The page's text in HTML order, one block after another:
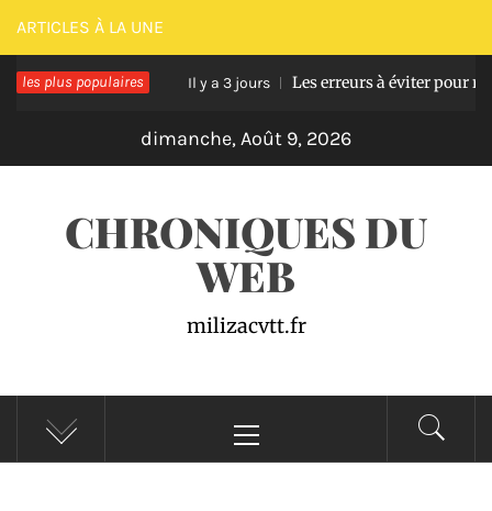
Passer
au
contenu
ARTICLES À LA UNE
les plus populaires
en bois Il y a 3 jours Les erreurs à éviter pour réussir
dimanche, Août 9, 2026
CHRONIQUES DU
WEB
milizacvtt.fr
principal